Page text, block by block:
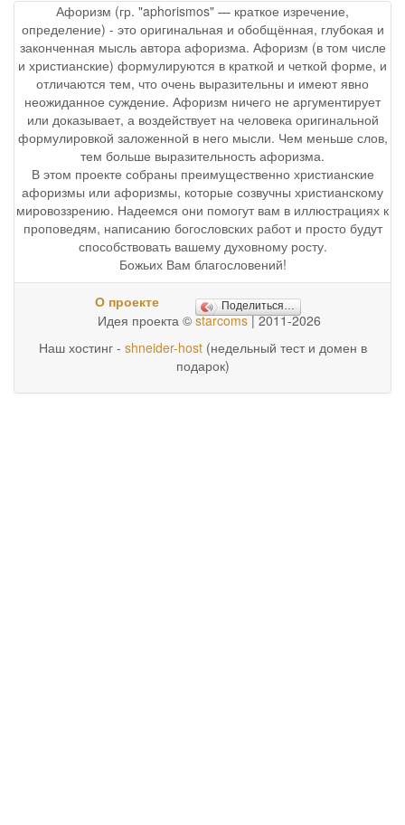
Афоризм (гр. "aphorismos" — краткое изречение,
определение) - это оригинальная и обобщённая, глубокая и
законченная мысль автора афоризма. Афоризм (в том числе
и христианские) формулируются в краткой и четкой форме, и
отличаются тем, что очень выразительны и имеют явно
неожиданное суждение. Афоризм ничего не аргументирует
или доказывает, а воздействует на человека оригинальной
формулировкой заложенной в него мысли. Чем меньше слов,
тем больше выразительность афоризма.
В этом проекте собраны преимущественно христианские
афоризмы или афоризмы, которые созвучны христианскому
мировоззрению. Надеемся они помогут вам в иллюстрациях к
проповедям, написанию богословских работ и просто будут
способствовать вашему духовному росту.
Божьих Вам благословений!
О проекте Поделиться…
Идея проекта © starcoms| 2011-2026
Наш хостинг - shneider-host(недельный тест и домен в
подарок)